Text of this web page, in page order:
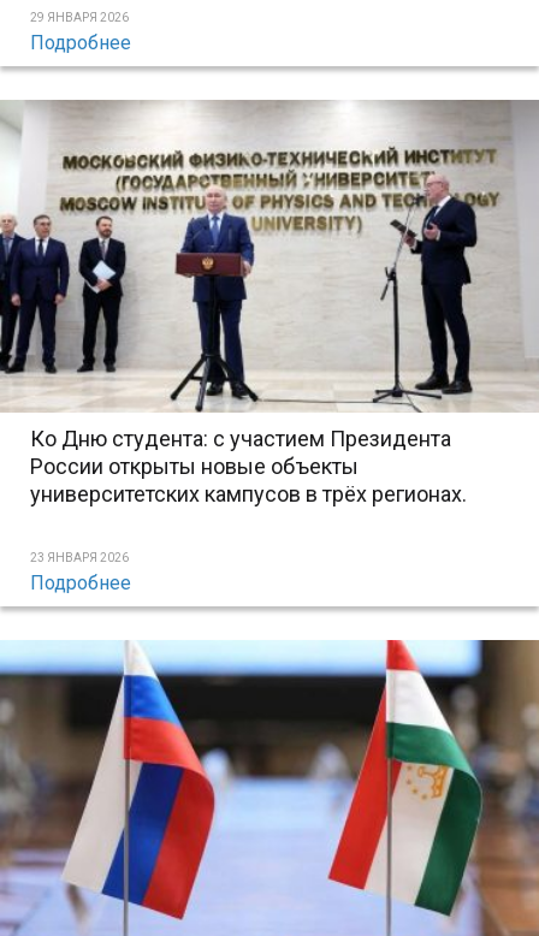
29 ЯНВАРЯ 2026
Подробнее
Ко Дню студента: с участием Президента
России открыты новые объекты
университетских кампусов в трёх регионах.
23 ЯНВАРЯ 2026
Подробнее